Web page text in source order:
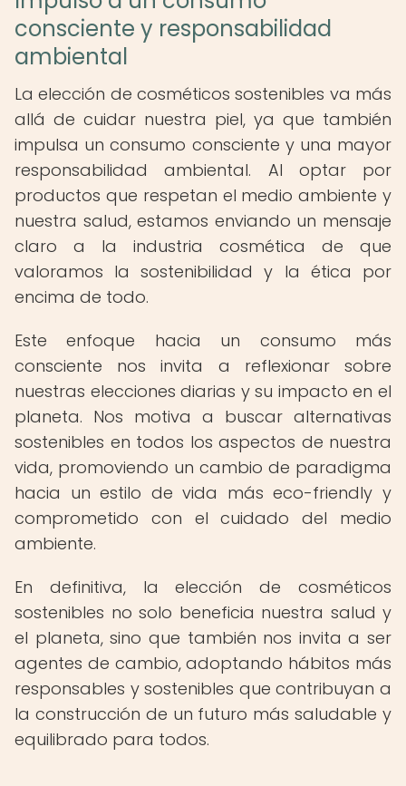
consciente y responsabilidad
ambiental
La elección de cosméticos sostenibles va más
allá de cuidar nuestra piel, ya que también
impulsa un consumo consciente y una mayor
responsabilidad ambiental. Al optar por
productos que respetan el medio ambiente y
nuestra salud, estamos enviando un mensaje
claro a la industria cosmética de que
valoramos la sostenibilidad y la ética por
encima de todo.
Este enfoque hacia un consumo más
consciente nos invita a reflexionar sobre
nuestras elecciones diarias y su impacto en el
planeta. Nos motiva a buscar alternativas
sostenibles en todos los aspectos de nuestra
vida, promoviendo un cambio de paradigma
hacia un estilo de vida más eco-friendly y
comprometido con el cuidado del medio
ambiente.
En definitiva, la elección de cosméticos
sostenibles no solo beneficia nuestra salud y
el planeta, sino que también nos invita a ser
agentes de cambio, adoptando hábitos más
responsables y sostenibles que contribuyan a
la construcción de un futuro más saludable y
equilibrado para todos.